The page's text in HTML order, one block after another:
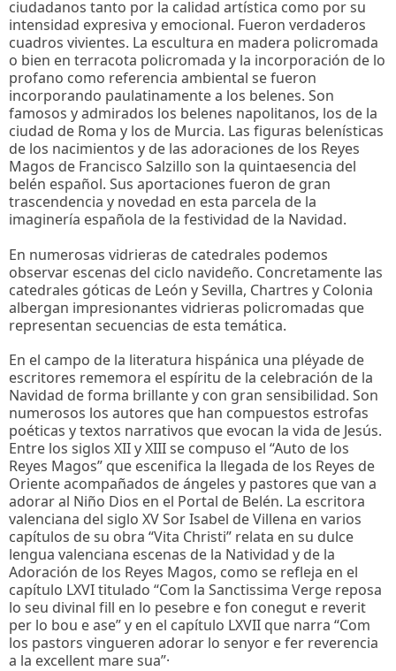
ciudadanos tanto por la calidad artística como por su
intensidad expresiva y emocional. Fueron verdaderos
cuadros vivientes. La escultura en madera policromada
o bien en terracota policromada y la incorporación de lo
profano como referencia ambiental se fueron
incorporando paulatinamente a los belenes. Son
famosos y admirados los belenes napolitanos, los de la
ciudad de Roma y los de Murcia. Las figuras belenísticas
de los nacimientos y de las adoraciones de los Reyes
Magos de Francisco Salzillo son la quintaesencia del
belén español. Sus aportaciones fueron de gran
trascendencia y novedad en esta parcela de la
imaginería española de la festividad de la Navidad.
En numerosas vidrieras de catedrales podemos
observar escenas del ciclo navideño. Concretamente las
catedrales góticas de León y Sevilla, Chartres y Colonia
albergan impresionantes vidrieras policromadas que
representan secuencias de esta temática.
En el campo de la literatura hispánica una pléyade de
escritores rememora el espíritu de la celebración de la
Navidad de forma brillante y con gran sensibilidad. Son
numerosos los autores que han compuestos estrofas
poéticas y textos narrativos que evocan la vida de Jesús.
Entre los siglos XII y XIII se compuso el “Auto de los
Reyes Magos” que escenifica la llegada de los Reyes de
Oriente acompañados de ángeles y pastores que van a
adorar al Niño Dios en el Portal de Belén. La escritora
valenciana del siglo XV Sor Isabel de Villena en varios
capítulos de su obra “Vita Christi” relata en su dulce
lengua valenciana escenas de la Natividad y de la
Adoración de los Reyes Magos, como se refleja en el
capítulo LXVI titulado “Com la Sanctissima Verge reposa
lo seu divinal fill en lo pesebre e fon conegut e reverit
per lo bou e ase” y en el capítulo LXVII que narra “Com
los pastors vingueren adorar lo senyor e fer reverencia
a la excellent mare sua”·